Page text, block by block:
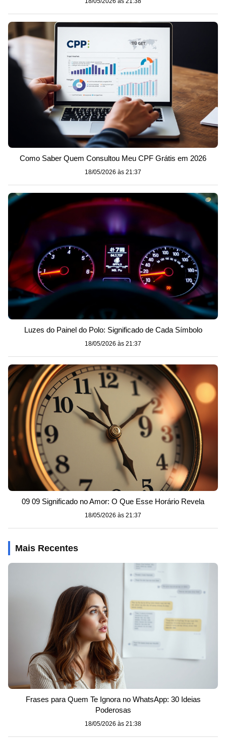
Como Saber Quem Consultou Meu CPF Grátis em 2026
18/05/2026 às 21:37
Luzes do Painel do Polo: Significado de Cada Símbolo
18/05/2026 às 21:37
09 09 Significado no Amor: O Que Esse Horário Revela
18/05/2026 às 21:37
Mais Recentes
Frases para Quem Te Ignora no WhatsApp: 30 Ideias
Poderosas
18/05/2026 às 21:38